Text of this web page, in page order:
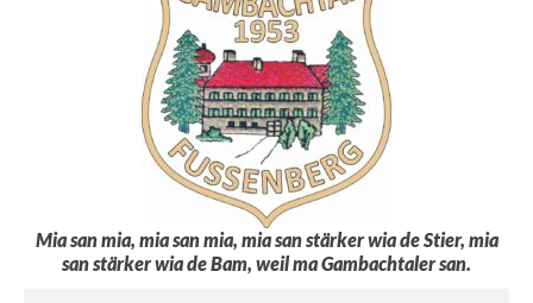
Mia san mia, mia san mia, mia san stärker wia de Stier, mia
san stärker wia de Bam, weil ma Gambachtaler san.